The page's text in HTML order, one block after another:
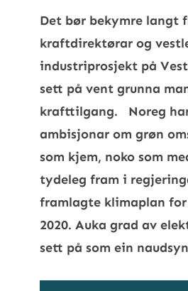
Det bør bekymre langt
kraftdirektørar og
industriprosjekt på
sett på vent grunna
krafttilgang. Noreg
ambisjonar om grøn
som kjem, noko som
tydeleg fram i
framlagte klimaplan for
2020. Auka grad av
sett på som ein